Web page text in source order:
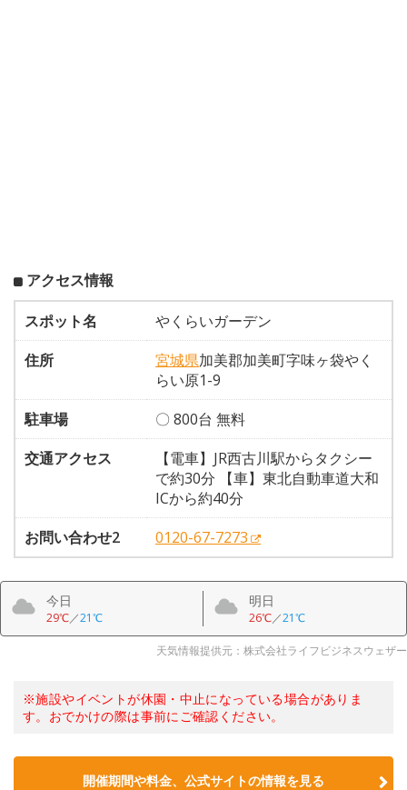
アクセス情報
スポット名
やくらいガーデン
住所
宮城県加美郡加美町字味ヶ袋やく
らい原1-9
駐車場
〇 800台 無料
交通アクセス
【電車】JR西古川駅からタクシー
で約30分 【車】東北自動車道大和
ICから約40分
お問い合わせ2
0120-67-7273
今日
29℃／21℃
明日
26℃／21℃
天気情報提供元：株式会社ライフビジネスウェザー
※施設やイベントが休園・中止になっている場合がありま
す。おでかけの際は事前にご確認ください。
開催期間や料金、公式サイトの情報を見る